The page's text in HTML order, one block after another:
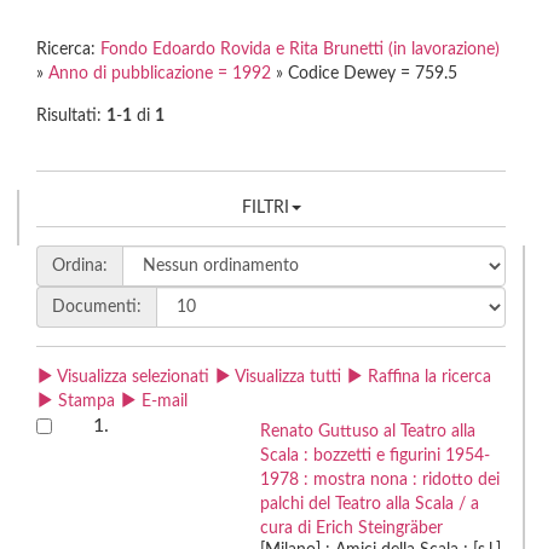
Ricerca: Fondo Edoardo Rovida e Rita Brunetti (in lavorazione)
» Anno di pubblicazione = 1992 » Codice Dewey = 759.5
Risultati: 1-1 di 1
FILTRI
Ordina:
Documenti:
Visualizza selezionati Visualizza tutti
Raffina la ricerca
Stampa
E-mail
1.
Renato Guttuso al Teatro alla
Scala : bozzetti e figurini 1954-
1978 : mostra nona : ridotto dei
palchi del Teatro alla Scala / a
cura di Erich Steingräber